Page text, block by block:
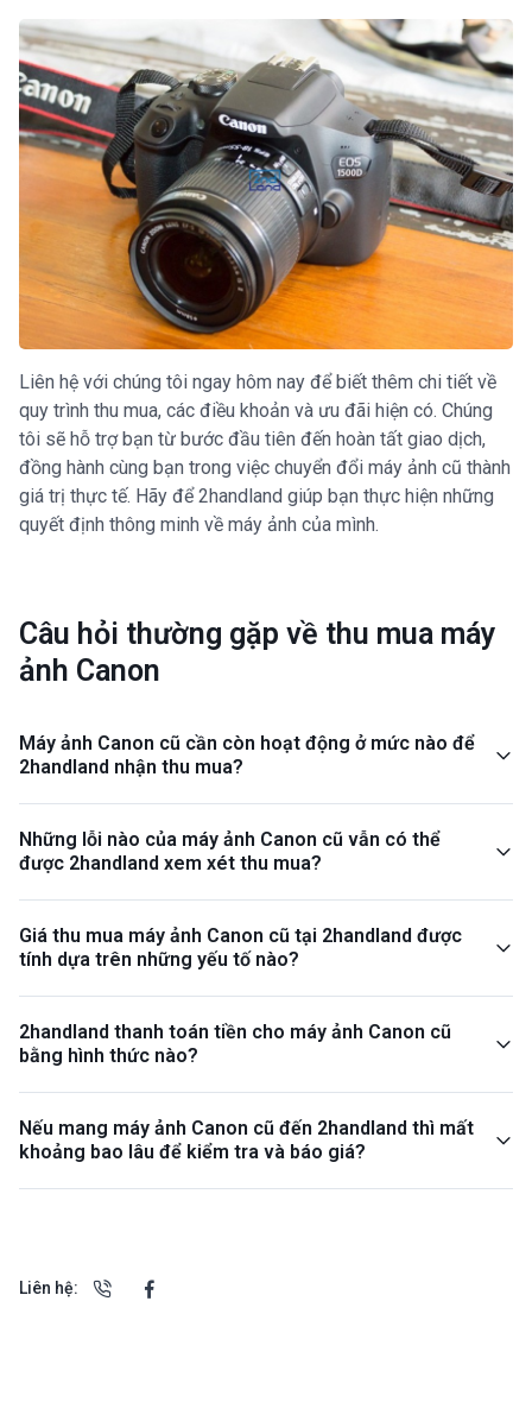
Liên hệ với chúng tôi ngay hôm nay để biết thêm chi tiết về
quy trình thu mua, các điều khoản và ưu đãi hiện có. Chúng
tôi sẽ hỗ trợ bạn từ bước đầu tiên đến hoàn tất giao dịch,
đồng hành cùng bạn trong việc chuyển đổi máy ảnh cũ thành
giá trị thực tế. Hãy để 2handland giúp bạn thực hiện những
quyết định thông minh về máy ảnh của mình.
Câu hỏi thường gặp về thu mua máy
ảnh Canon
Máy ảnh Canon cũ cần còn hoạt động ở mức nào để
2handland nhận thu mua?
Những lỗi nào của máy ảnh Canon cũ vẫn có thể
được 2handland xem xét thu mua?
Giá thu mua máy ảnh Canon cũ tại 2handland được
tính dựa trên những yếu tố nào?
2handland thanh toán tiền cho máy ảnh Canon cũ
bằng hình thức nào?
Nếu mang máy ảnh Canon cũ đến 2handland thì mất
khoảng bao lâu để kiểm tra và báo giá?
Liên hệ: